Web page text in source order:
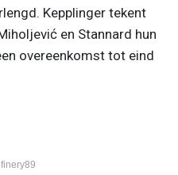
Kepplinger tekent
en Stannard hun
overeenkomst tot eind